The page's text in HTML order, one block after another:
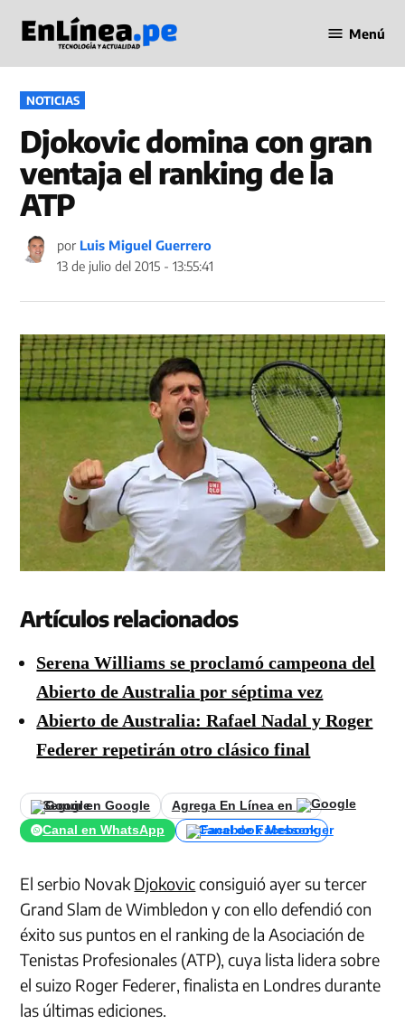
contenido
en Línea
Menú
PUBLICADO
EN
NOTICIAS
Djokovic domina con gran
ventaja el ranking de la
ATP
por Luis Miguel Guerrero
13 de julio del 2015 - 13:55:41
Artículos relacionados
Serena Williams se proclamó campeona del
Abierto de Australia por séptima vez
Abierto de Australia: Rafael Nadal y Roger
Federer repetirán otro clásico final
Seguir en Google
Agrega En Línea en
Canal en WhatsApp
Canal de Facebook
El serbio Novak Djokovicconsiguió ayer su tercer
Grand Slam de Wimbledon y con ello defendió con
éxito sus puntos en el ranking de la Asociación de
Tenistas Profesionales (ATP), cuya lista lidera sobre
el suizo Roger Federer, finalista en Londres durante
las últimas ediciones.